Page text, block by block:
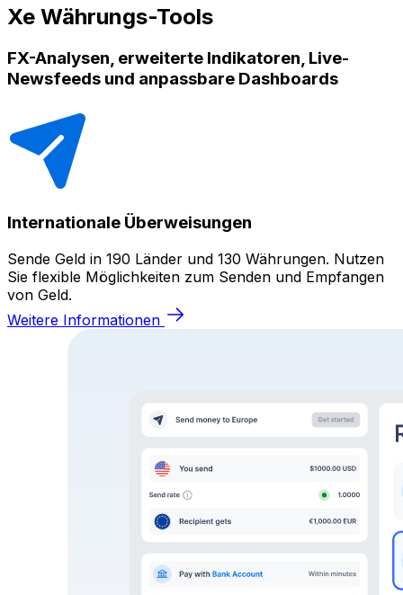
Xe Währungs-Tools
FX-Analysen, erweiterte Indikatoren, Live-
Newsfeeds und anpassbare Dashboards
Internationale Überweisungen
Sende Geld in 190 Länder und 130 Währungen. Nutzen
Sie flexible Möglichkeiten zum Senden und Empfangen
von Geld.
Weitere Informationen